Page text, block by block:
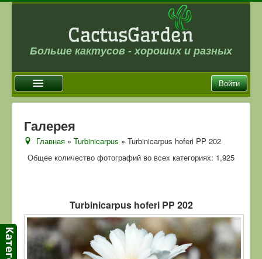
Больше кактусов - хороших и разных
Войти
Новости
Галерея
Отзывы
Ссылки
Контакты
Галерея
Главная »Turbinicarpus » Turbinicarpus hoferi PP 202
Общее количество фотографий во всех категориях: 1,925
Turbinicarpus hoferi PP 202